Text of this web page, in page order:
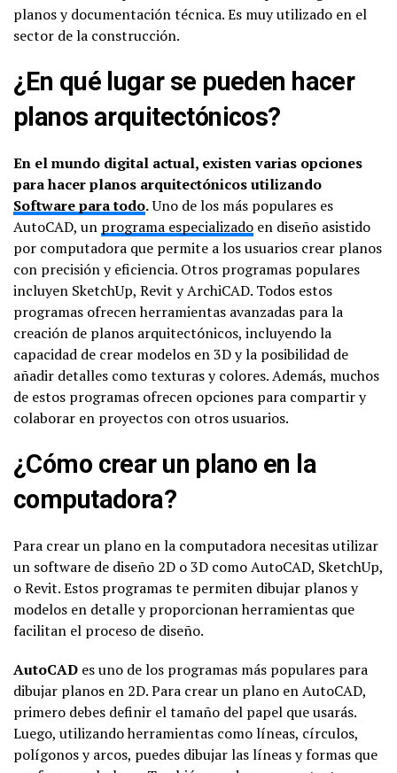
planos y documentación técnica. Es muy utilizado en el
sector de la construcción.
¿En qué lugar se pueden hacer
planos arquitectónicos?
En el mundo digital actual, existen varias opciones
para hacer planos arquitectónicos utilizando
Software para todo.Uno de los más populares es
AutoCAD, un programa especializado en diseño asistido
por computadora que permite a los usuarios crear planos
con precisión y eficiencia. Otros programas populares
incluyen SketchUp, Revit y ArchiCAD. Todos estos
programas ofrecen herramientas avanzadas para la
creación de planos arquitectónicos, incluyendo la
capacidad de crear modelos en 3D y la posibilidad de
añadir detalles como texturas y colores. Además, muchos
de estos programas ofrecen opciones para compartir y
colaborar en proyectos con otros usuarios.
¿Cómo crear un plano en la
computadora?
Para crear un plano en la computadora necesitas utilizar
un software de diseño 2D o 3D como AutoCAD, SketchUp,
o Revit. Estos programas te permiten dibujar planos y
modelos en detalle y proporcionan herramientas que
facilitan el proceso de diseño.
AutoCAD es uno de los programas más populares para
dibujar planos en 2D. Para crear un plano en AutoCAD,
primero debes definir el tamaño del papel que usarás.
Luego, utilizando herramientas como líneas, círculos,
polígonos y arcos, puedes dibujar las líneas y formas que